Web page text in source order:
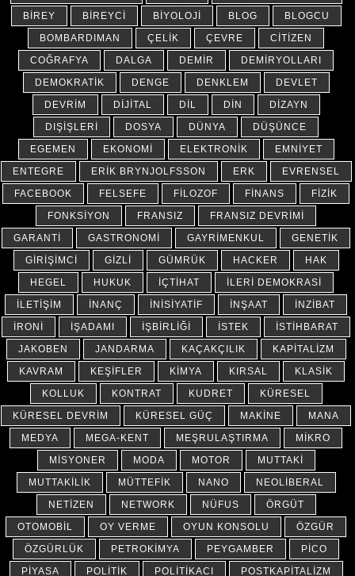
BIREY
BIREYCI BIYOLOJI BLOG
BLOGCU
BOMBARDIMAN
ÇELIK ÇEVRE
CITIZEN
COĞRAFYA
DALGA DEMIR
DEMIRYOLLARI
DEMOKRATIK
DENGE DENKLEM
DEVLET
DEVRIM
DIJITAL DIL DIN
DIZAYN
DIŞIŞLERI
DOSYA DÜNYA
DÜŞÜNCE
EGEMEN
EKONOMI ELEKTRONIK
EMNIYET
ENTEGRE
ERIK BRYNJOLFSSON ERK
EVRENSEL
FACEBOOK
FELSEFE FILOZOF FINANS
FIZIK
FONKSIYON
FRANSIZ
FRANSIZ DEVRIMI
GARANTI
GASTRONOMI GAYRIMENKUL
GENETIK
GIRIŞIMCI
GIZLI GÜMRÜK HACKER
HAK
HEGEL
HUKUK İÇTIHAT
İLERI DEMOKRASI
İLETIŞIM
İNANÇ İNISIYATIF İNŞAAT
İNZIBAT
İRONI
İŞADAMI İŞBIRLIĞI İSTEK
İSTIHBARAT
JAKOBEN
JANDARMA KAÇAKÇILIK
KAPITALIZM
KAVRAM
KEŞIFLER KIMYA KIRSAL
KLASIK
KOLLUK
KONTRAT KUDRET
KÜRESEL
KÜRESEL DEVRIM
KÜRESEL GÜÇ MAKINE
MANA
MEDYA
MEGA-KENT MEŞRULAŞTIRMA
MIKRO
MISYONER
MODA MOTOR
MUTTAKI
MUTTAKILIK
MÜTTEFIK NANO
NEOLIBERAL
NETIZEN
NETWORK NÜFUS
ÖRGÜT
OTOMOBIL
OY VERME OYUN KONSOLU
ÖZGÜR
ÖZGÜRLÜK
PETROKIMYA PEYGAMBER
PICO
PIYASA
POLITIK POLITIKACI
POSTKAPITALIZM